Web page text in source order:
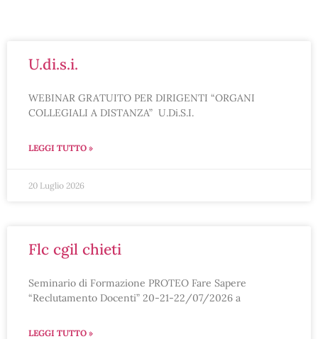
u.di.s.i.
WEBINAR GRATUITO PER DIRIGENTI “ORGANI
COLLEGIALI A DISTANZA” U.Di.S.I.
LEGGI TUTTO »
20 Luglio 2026
flc cgil chieti
Seminario di Formazione PROTEO Fare Sapere
“Reclutamento Docenti” 20-21-22/07/2026 a
LEGGI TUTTO »